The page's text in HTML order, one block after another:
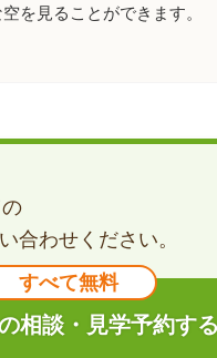
を見ることができます。
合わせください。
すべて無料
相談・見学予約す